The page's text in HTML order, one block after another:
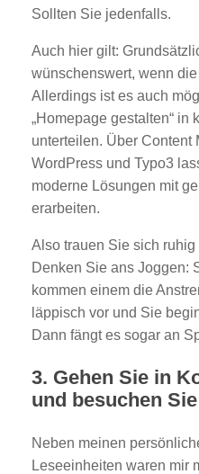
Sollten Sie jedenfalls.
Auch hier gilt:
wünschenswert, wenn die
Allerdings ist es auch
„Homepage gestalten“ in
unterteilen. Über Content
WordPress und Typo3
moderne Lösungen mit
erarbeiten.
Also trauen Sie sich
Denken Sie ans Joggen:
kommen einem die
läppisch vor und Sie
Dann fängt es sogar an
3. Gehen Sie in
und besuchen
Neben meinen
Leseeinheiten waren mir